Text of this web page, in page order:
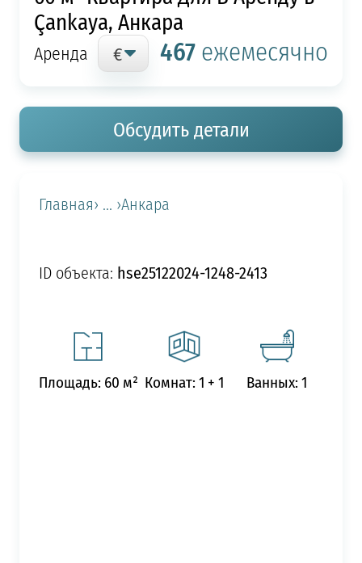
Çankaya, Анкара
Аренда 467ежемесячно
Обсудить детали
Главная› ... ›Анкара
ID объекта: hse25122024-1248-2413
Площадь: 60 м² Комнат: 1 + 1 Ванных: 1